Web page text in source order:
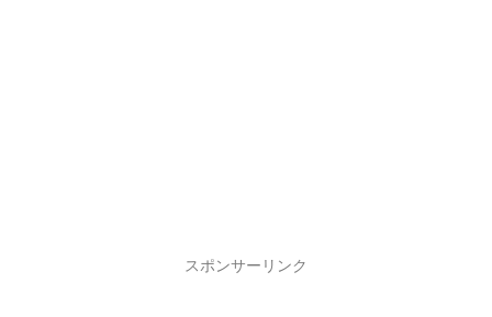
スポンサーリンク